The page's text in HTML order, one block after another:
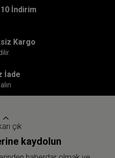
İndirim
Kargo
İade
çık
kaydolun